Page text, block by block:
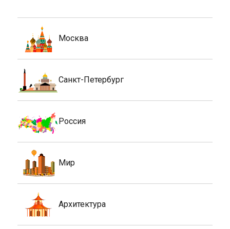
Москва
Санкт-Петербург
Россия
Мир
Архитектура